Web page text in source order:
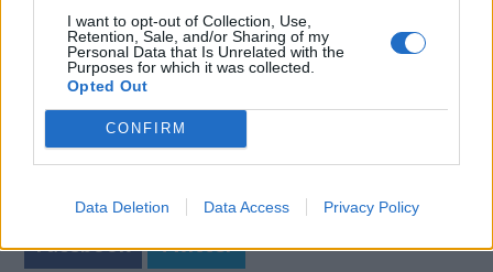
I want to opt-out of Collection, Use,
Retention, Sale, and/or Sharing of my
Personal Data that Is Unrelated with the
Purposes for which it was collected.
Opted Out
CONFIRM
Data Deletion Data Access Privacy Policy
Facebook
Twitter